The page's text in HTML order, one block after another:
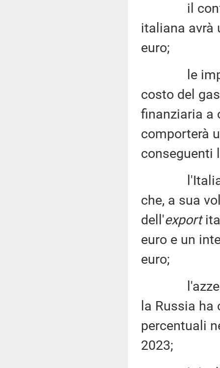
il conflitto
italiana avrà
euro;
le
costo del
finanziaria a
comporterà
conseguenti
l'Italia è il
che, a sua
dell'export
euro e un
euro;
la Russia
percentuali
2023;